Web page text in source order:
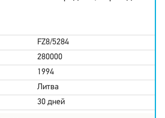
FZ8/5284
280000
1994
Литва
30 дней